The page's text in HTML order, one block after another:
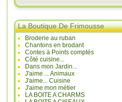
La Boutique De Frimousse
Broderie au ruban
Chantons en brodant
Contes à Points comptés
Côté cuisine...
Dans mon Jardin...
J'aime.... Animaux
J'aime... Cuisine
J'aime mon métier
LA BOITE A CHARMS